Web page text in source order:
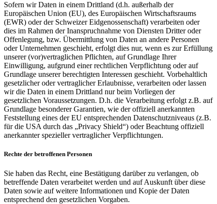
Sofern wir Daten in einem Drittland (d.h. außerhalb der
Europäischen Union (EU), des Europäischen Wirtschaftsraums
(EWR) oder der Schweizer Eidgenossenschaft) verarbeiten oder
dies im Rahmen der Inanspruchnahme von Diensten Dritter oder
Offenlegung, bzw. Übermittlung von Daten an andere Personen
oder Unternehmen geschieht, erfolgt dies nur, wenn es zur Erfüllung
unserer (vor)vertraglichen Pflichten, auf Grundlage Ihrer
Einwilligung, aufgrund einer rechtlichen Verpflichtung oder auf
Grundlage unserer berechtigten Interessen geschieht. Vorbehaltlich
gesetzlicher oder vertraglicher Erlaubnisse, verarbeiten oder lassen
wir die Daten in einem Drittland nur beim Vorliegen der
gesetzlichen Voraussetzungen. D.h. die Verarbeitung erfolgt z.B. auf
Grundlage besonderer Garantien, wie der offiziell anerkannten
Feststellung eines der EU entsprechenden Datenschutzniveaus (z.B.
für die USA durch das „Privacy Shield“) oder Beachtung offiziell
anerkannter spezieller vertraglicher Verpflichtungen.
Rechte der betroffenen Personen
Sie haben das Recht, eine Bestätigung darüber zu verlangen, ob
betreffende Daten verarbeitet werden und auf Auskunft über diese
Daten sowie auf weitere Informationen und Kopie der Daten
entsprechend den gesetzlichen Vorgaben.